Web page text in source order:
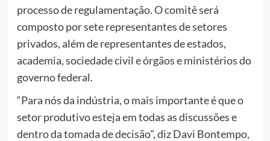
processo de regulamentação. O comitê será
composto por sete representantes de setores
privados, além de representantes de estados,
academia, sociedade civil e órgãos e ministérios do
governo federal.
“Para nós da indústria, o mais importante é que o
setor produtivo esteja em todas as discussões e
dentro da tomada de decisão”, diz Davi Bontempo,